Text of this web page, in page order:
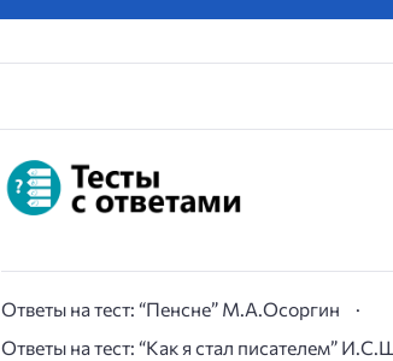
Ответы на тест: “Пенсне” М.А.Осоргин
Ответы на тест: “Как я стал писателем”